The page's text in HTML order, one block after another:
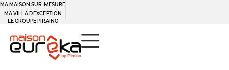
MA MAISON SUR-MESURE
MA VILLA D’EXCEPTION
LE GROUPE PIRAINO